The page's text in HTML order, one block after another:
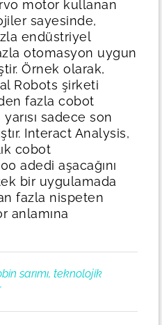
motor kullanan
sayesinde,
endüstriyel
otomasyon uygun
Örnek olarak,
Robots şirketi
fazla cobot
sadece son
Interact Analysis,
cobot
adedi aşacağını
bir uygulamada
fazla nispeten
anlamına
sarımı, teknolojik